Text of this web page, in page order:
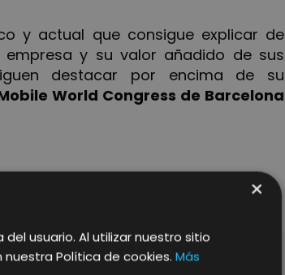
y actual que consigue explicar de
y su valor añadido de sus
destacar por encima de su
World Congress de Barcelona
×
usuario. Al utilizar nuestro sitio
Política de cookies. Más